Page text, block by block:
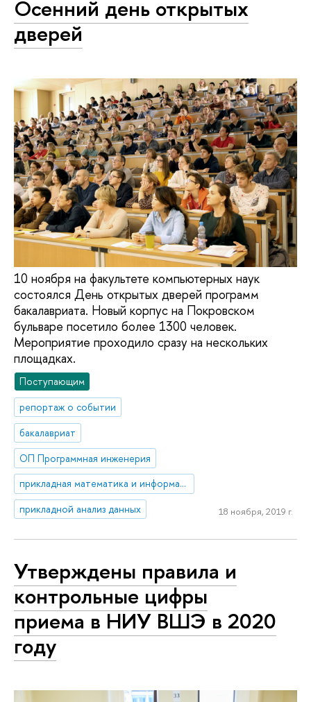
Осенний день открытых
дверей
10 ноября на факультете компьютерных наук
состоялся День открытых дверей программ
бакалавриата. Новый корпус на Покровском
бульваре посетило более 1300 человек.
Мероприятие проходило сразу на нескольких
площадках.
Поступающим
репортаж о событии
бакалавриат
ОП Программная инженерия
прикладная математика и информатика
прикладной анализ данных
18 ноября, 2019 г.
Утверждены правила и
контрольные цифры
приема в НИУ ВШЭ в 2020
году